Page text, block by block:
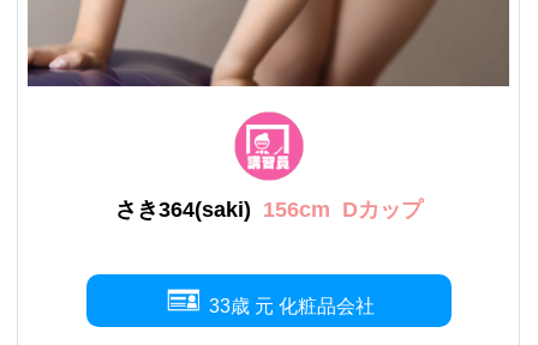
さき364(saki) 156cm Dカップ
33歳 元 化粧品会社